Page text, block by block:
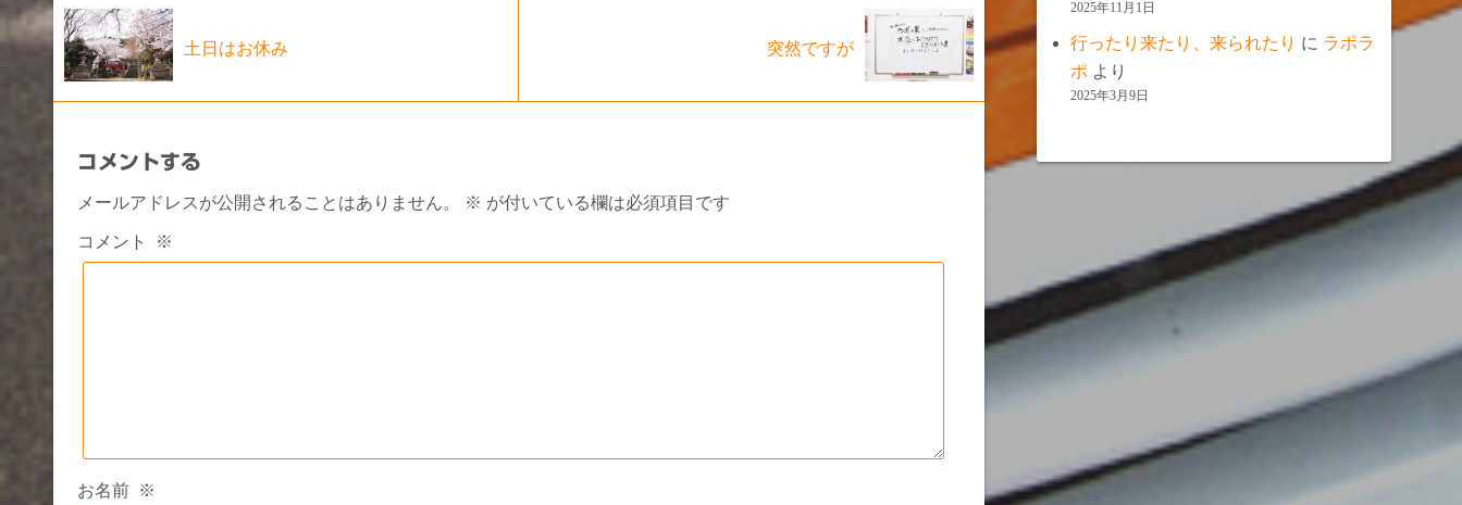
土日はお休み 突然ですが
コメントする
メールアドレスが公開されることはありません。 ※ が付いている欄は必須項目です
コメント ※
お名前 ※
2025年11月1日
行ったり来たり、来られたり に ラポラ
ポ より
2025年3月9日